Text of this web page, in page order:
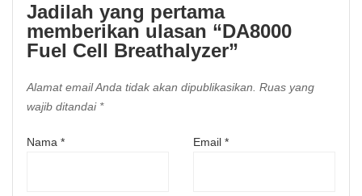
Jadilah yang pertama
memberikan ulasan “DA8000
Fuel Cell Breathalyzer”
Alamat email Anda tidak akan dipublikasikan. Ruas yang
wajib ditandai *
Nama * Email *